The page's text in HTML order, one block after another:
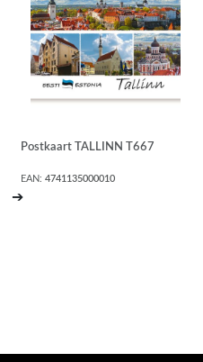
Postkaart TALLINN T667
EAN:4741135000010
➔